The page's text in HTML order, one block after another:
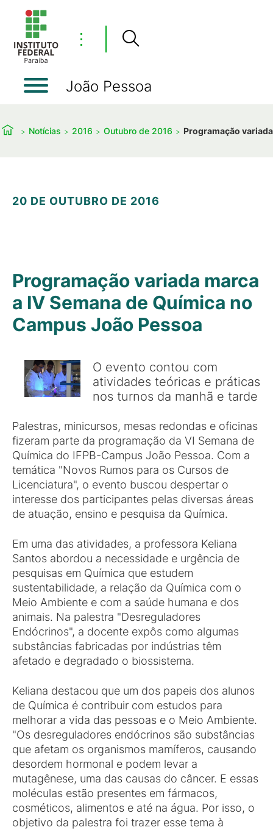
⋮
João Pessoa
Notícias 2016 Outubro de 2016 Programação
20 DE OUTUBRO DE 2016
Programação variada marca
a IV Semana de Química no
Campus João Pessoa
O evento contou com
atividades teóricas e práticas
nos turnos da manhã e tarde
Palestras, minicursos, mesas redondas e oficinas
fizeram parte da programação da VI Semana de
Química do IFPB-Campus João Pessoa. Com a
temática "Novos Rumos para os Cursos de
Licenciatura", o evento buscou despertar o
interesse dos participantes pelas diversas áreas
de atuação, ensino e pesquisa da Química.
Em uma das atividades, a professora Keliana
Santos abordou a necessidade e urgência de
pesquisas em Química que estudem
sustentabilidade, a relação da Química com o
Meio Ambiente e com a saúde humana e dos
animais. Na palestra "Desreguladores
Endócrinos", a docente expôs como algumas
substâncias fabricadas por indústrias têm
afetado e degradado o biossistema.
Keliana destacou que um dos papeis dos alunos
de Química é contribuir com estudos para
melhorar a vida das pessoas e o Meio Ambiente.
"Os desreguladores endócrinos são substâncias
que afetam os organismos mamíferos, causando
desordem hormonal e podem levar a
mutagênese, uma das causas do câncer. E essas
moléculas estão presentes em fármacos,
cosméticos, alimentos e até na água. Por isso, o
objetivo da palestra foi trazer esse tema à